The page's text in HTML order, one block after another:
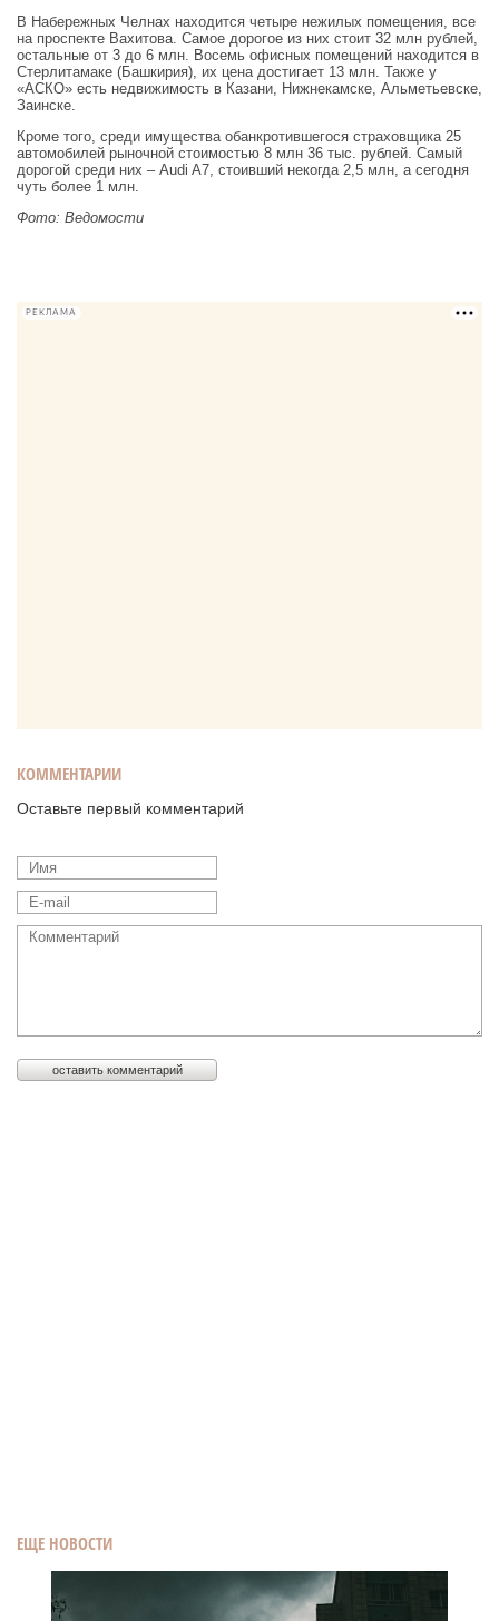
ЕЩЕ НОВОСТИ
В Набережных Челнах находится четыре нежилых помещения, все
на проспекте Вахитова. Самое дорогое из них стоит 32 млн рублей,
остальные от 3 до 6 млн. Восемь офисных помещений находится в
Стерлитамаке (Башкирия), их цена достигает 13 млн. Также у
«АСКО» есть недвижимость в Казани, Нижнекамске, Альметьевске,
Заинске.
Кроме того, среди имущества обанкротившегося страховщика 25
автомобилей рыночной стоимостью 8 млн 36 тыс. рублей. Самый
дорогой среди них – Audi A7, стоивший некогда 2,5 млн, а сегодня
чуть более 1 млн.
Фото: Ведомости
РЕКЛАМА
КОММЕНТАРИИ
Оставьте первый комментарий